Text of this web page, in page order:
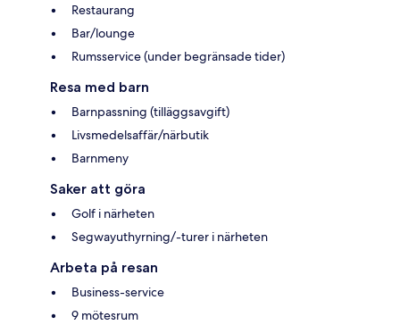
Restaurang
Bar/lounge
Rumsservice (under begränsade tider)
Resa med barn
Barnpassning (tilläggsavgift)
Livsmedelsaffär/närbutik
Barnmeny
Saker att göra
Golf i närheten
Segwayuthyrning/-turer i närheten
Arbeta på resan
Business-service
9 mötesrum